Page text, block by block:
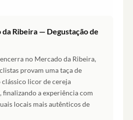
Ribeira — Degustação de
no Mercado da Ribeira,
provam uma taça de
clássico licor de cereja
finalizando a experiência com
locais mais autênticos de